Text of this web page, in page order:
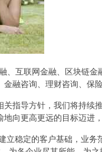
互联网金融、区块链
融咨询、理财咨询、保
指导方针，我们将持续
向更高更远的目标迈进，
稳定的客户基础，业